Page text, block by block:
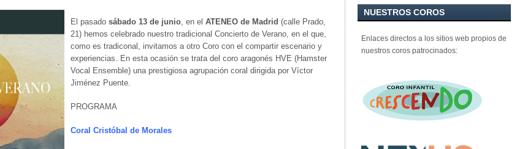
El pasadosábado 13 de junio , en el ATENEO de Madrid (calle Prado,
21) hemos celebrado nuestro tradicional Concierto de Verano, en el que,
como es tradiconal, invitamos a otro Coro con el compartir escenario y
experiencias. En esta ocasión se trata del coro aragonés HVE (Hamster
Vocal Ensemble) una prestigiosa agrupación coral dirigida por Víctor
Jiménez Puente.
PROGRAMA
Coral Cristóbal de Morales
NUESTROS COROS
Enlaces directos a los sitios web propios de
nuestros coros patrocinados: